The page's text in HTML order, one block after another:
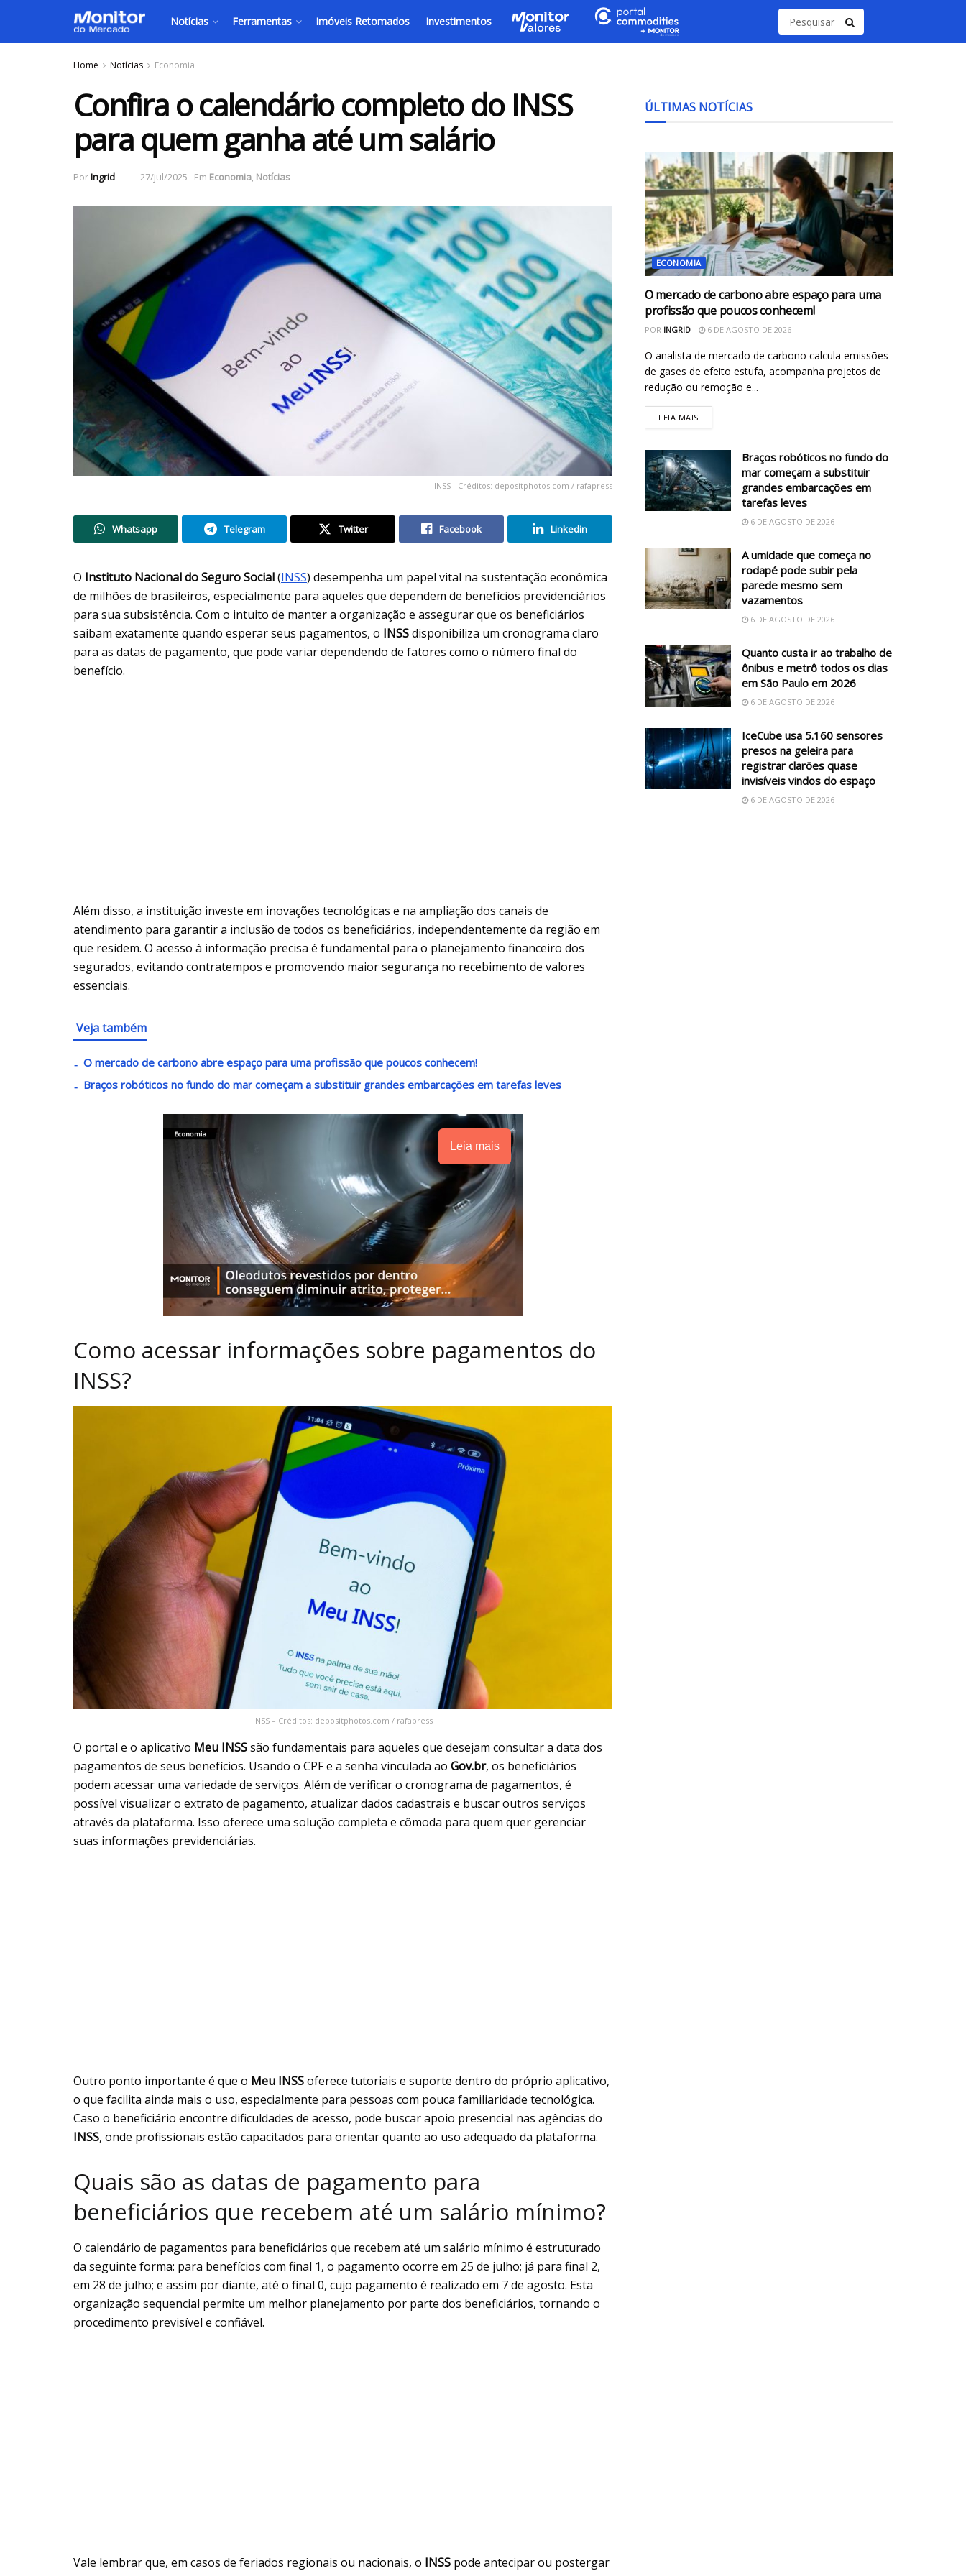
Notícias Ferramentas Imóveis Retomados Investimentos
Home Notícias Economia
Confira o calendário completo do INSS
para quem ganha até um salário
PorIngrid 27/jul/2025 Em Economia, Notícias
INSS - Créditos: depositphotos.com / rafapress
Whatsapp Telegram Twitter Facebook Linkedin
O Instituto Nacional do Seguro Social(INSS) desempenha um papel vital na sustentação econômica
de milhões de brasileiros, especialmente para aqueles que dependem de benefícios previdenciários
para sua subsistência. Com o intuito de manter a organização e assegurar que os beneficiários
saibam exatamente quando esperar seus pagamentos, o INSSdisponibiliza um cronograma claro
para as datas de pagamento, que pode variar dependendo de fatores como o número final do
benefício.
Além disso, a instituição investe em inovações tecnológicas e na ampliação dos canais de
atendimento para garantir a inclusão de todos os beneficiários, independentemente da região em
que residem. O acesso à informação precisa é fundamental para o planejamento financeiro dos
segurados, evitando contratempos e promovendo maior segurança no recebimento de valores
essenciais.
Veja também
O mercado de carbono abre espaço para uma profissão que poucos conhecem!
Braços robóticos no fundo do mar começam a substituir grandes embarcações em tarefas leves
Leia mais
Como acessar informações sobre pagamentos do
INSS?
INSS – Créditos: depositphotos.com / rafapress
O portal e o aplicativo Meu INSSsão fundamentais para aqueles que desejam consultar a data dos
pagamentos de seus benefícios. Usando o CPF e a senha vinculada ao Gov.br, os beneficiários
podem acessar uma variedade de serviços. Além de verificar o cronograma de pagamentos, é
possível visualizar o extrato de pagamento, atualizar dados cadastrais e buscar outros serviços
através da plataforma. Isso oferece uma solução completa e cômoda para quem quer gerenciar
suas informações previdenciárias.
Outro ponto importante é que o Meu INSSoferece tutoriais e suporte dentro do próprio aplicativo,
o que facilita ainda mais o uso, especialmente para pessoas com pouca familiaridade tecnológica.
Caso o beneficiário encontre dificuldades de acesso, pode buscar apoio presencial nas agências do
INSS, onde profissionais estão capacitados para orientar quanto ao uso adequado da plataforma.
Quais são as datas de pagamento para
beneficiários que recebem até um salário mínimo?
O calendário de pagamentos para beneficiários que recebem até um salário mínimo é estruturado
da seguinte forma: para benefícios com final 1, o pagamento ocorre em 25 de julho; já para final 2,
em 28 de julho; e assim por diante, até o final 0, cujo pagamento é realizado em 7 de agosto. Esta
organização sequencial permite um melhor planejamento por parte dos beneficiários, tornando o
procedimento previsível e confiável.
Vale lembrar que, em casos de feriados regionais ou nacionais, o INSS pode antecipar ou postergar
ÚLTIMAS NOTÍCIAS
ECONOMIA
O mercado de carbono abre espaço para uma
profissão que poucos conhecem!
POR INGRID 6 DE AGOSTO DE 2026
O analista de mercado de carbono calcula emissões
de gases de efeito estufa, acompanha projetos de
redução ou remoção e...
LEIA MAIS
Braços robóticos no fundo do
mar começam a substituir
grandes embarcações em
tarefas leves
6 DE AGOSTO DE 2026
A umidade que começa no
rodapé pode subir pela
parede mesmo sem
vazamentos
6 DE AGOSTO DE 2026
Quanto custa ir ao trabalho de
ônibus e metrô todos os dias
em São Paulo em 2026
6 DE AGOSTO DE 2026
IceCube usa 5.160 sensores
presos na geleira para
registrar clarões quase
invisíveis vindos do espaço
6 DE AGOSTO DE 2026